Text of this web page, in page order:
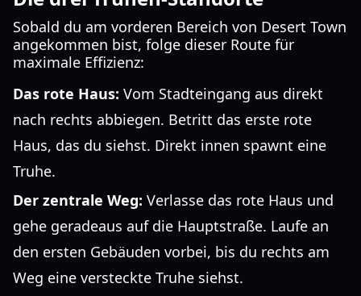
Sobald du am vorderen Bereich von Desert Town
angekommen bist, folge dieser Route für
maximale Effizienz:
Das rote Haus: Vom Stadteingang aus direkt
nach rechts abbiegen. Betritt das erste rote
Haus, das du siehst. Direkt innen spawnt eine
Truhe.
Der zentrale Weg: Verlasse das rote Haus und
gehe geradeaus auf die Hauptstraße. Laufe an
den ersten Gebäuden vorbei, bis du rechts am
Weg eine versteckte Truhe siehst.